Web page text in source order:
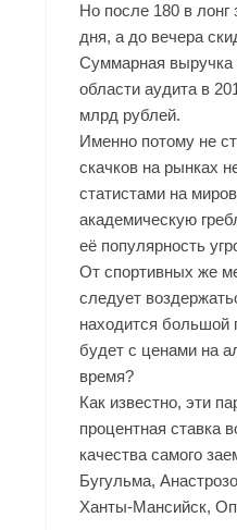
Но после 180 в лонг
дня, а до вечера
Суммарная выручка
области аудита в
млрд рублей.
Именно потому не
скачков на рынках
статистами на
академическую
её популярность
От спортивных же
следует
находится большой
будет с ценами на
время?
Как известно, эти
процентная ставка
качества самого
Бугульма,
Ханты-Мансийск,